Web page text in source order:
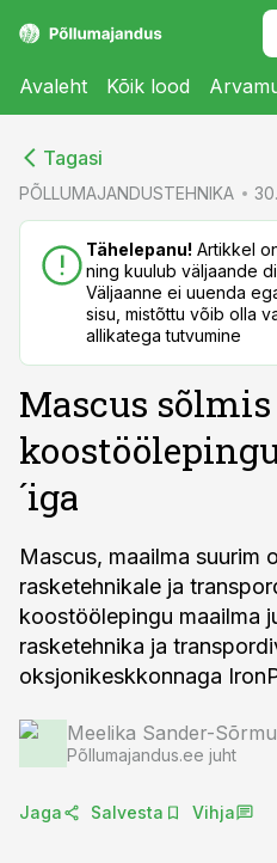
Avaleht Kõik lood
Tagasi
PÕLLUMAJANDUSTEHNIKA
Tähelepanu! Artikkel
ning kuulub väljaande
Väljaanne ei uuenda
sisu, mistõttu võib olla
allikatega tutvumine
Mascus sõlmis
´iga
Mascus, maailma suurim
rasketehnikale ja
koostöölepingu maailma
rasketehnika ja
oksjonikeskkonnaga
Meelika Sander-
Põllumajandus.ee juht
Jaga Salvesta Vihja